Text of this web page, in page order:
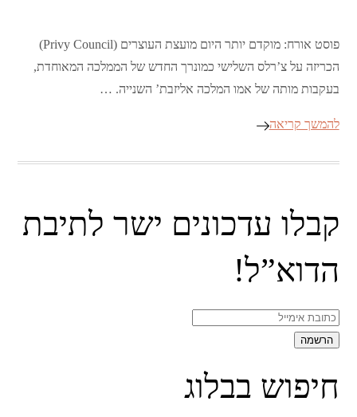
פוסט אורח: מוקדם יותר היום מועצת העוצרים (Privy Council)
הכריזה על צ’רלס השלישי כמונרך החדש של הממלכה המאוחדת,
בעקבות מותה של אמו המלכה אליזבת’ השנייה. …
להמשך קריאה
קבלו עדכונים ישר לתיבת
הדוא”ל!
חיפוש בבלוג